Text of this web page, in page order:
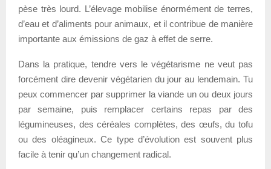
pèse très lourd. L’élevage mobilise énormément de terres,
d’eau et d’aliments pour animaux, et il contribue de manière
importante aux émissions de gaz à effet de serre.
Dans la pratique, tendre vers le végétarisme ne veut pas
forcément dire devenir végétarien du jour au lendemain. Tu
peux commencer par supprimer la viande un ou deux jours
par semaine, puis remplacer certains repas par des
légumineuses, des céréales complètes, des œufs, du tofu
ou des oléagineux. Ce type d’évolution est souvent plus
facile à tenir qu’un changement radical.